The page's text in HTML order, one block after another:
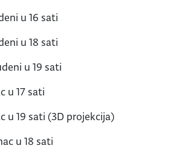
u 16 sati
u 18 sati
u 19 sati
u 17 sati
u 19 sati (3D projekcija)
u 18 sati